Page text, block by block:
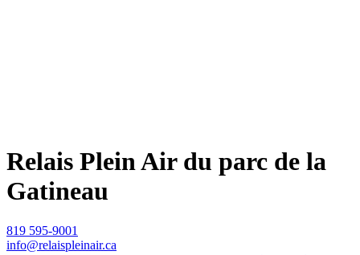
Relais Plein Air du parc de la
Gatineau
819 595-9001
info@relaispleinair.ca